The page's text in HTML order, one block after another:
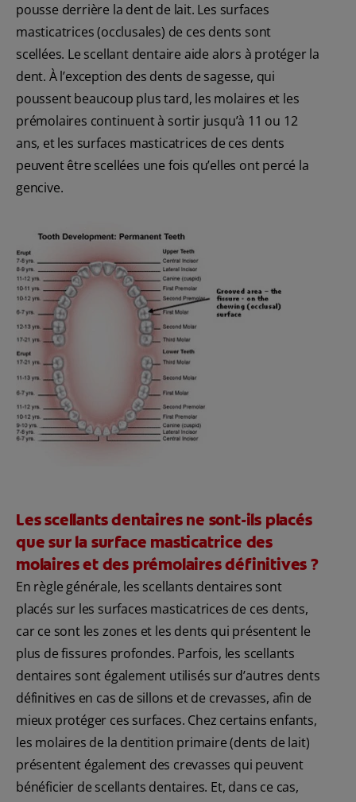
pousse derrière la dent de lait. Les surfaces
masticatrices (occlusales) de ces dents sont
scellées. Le scellant dentaire aide alors à protéger la
dent. À l’exception des dents de sagesse, qui
poussent beaucoup plus tard, les molaires et les
prémolaires continuent à sortir jusqu’à 11 ou 12
ans, et les surfaces masticatrices de ces dents
peuvent être scellées une fois qu’elles ont percé la
gencive.
Les scellants dentaires ne sont-ils placés
que sur la surface masticatrice des
molaires et des prémolaires définitives ?
En règle générale, les scellants dentaires sont
placés sur les surfaces masticatrices de ces dents,
car ce sont les zones et les dents qui présentent le
plus de fissures profondes. Parfois, les scellants
dentaires sont également utilisés sur d’autres dents
définitives en cas de sillons et de crevasses, afin de
mieux protéger ces surfaces. Chez certains enfants,
les molaires de la dentition primaire (dents de lait)
présentent également des crevasses qui peuvent
bénéficier de scellants dentaires. Et, dans ce cas,